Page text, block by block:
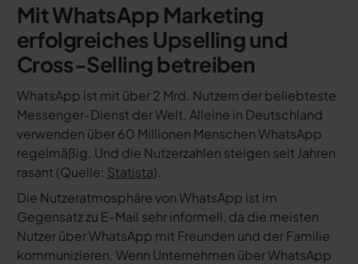
Mit WhatsApp Marketing
erfolgreiches Upselling und
Cross-Selling betreiben
WhatsApp ist mit über 2 Mrd. Nutzern der beliebteste
Messenger-Dienst der Welt. Alleine in Deutschland
verwenden über 60 Millionen Menschen WhatsApp
regelmäßig. Und die Nutzerzahlen steigen seit Jahren
rasant (Quelle: Statista).
Die Nutzeratmosphäre von WhatsApp ist im
Gegensatz zu E-Mail sehr informell, da die meisten
Nutzer über WhatsApp mit Freunden und der Familie
kommunizieren. Wenn Unternehmen über WhatsApp